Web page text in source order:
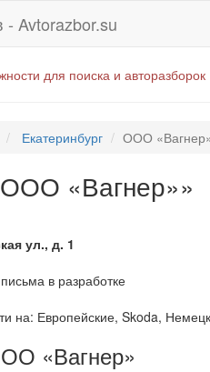
- Avtorazbor.su
для поиска и авторазборок
Екатеринбург ООО
«Вагнер»»
ул., д. 1
в разработке
на: Европейские, Skoda,
«Вагнер»